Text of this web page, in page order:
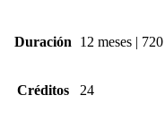
Duración 12 meses |
Créditos 24